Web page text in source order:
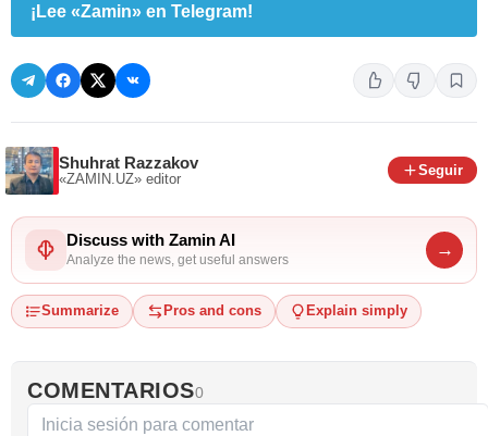
¡Lee «Zamin» en Telegram!
Shuhrat Razzakov
«ZAMIN.UZ» editor
Seguir
Discuss with Zamin AI
Analyze the news, get useful answers
→
Summarize Pros and cons Explain simply
COMENTARIOS0